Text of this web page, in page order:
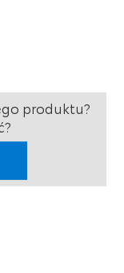
produktu?